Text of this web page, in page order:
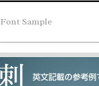
Font Sample